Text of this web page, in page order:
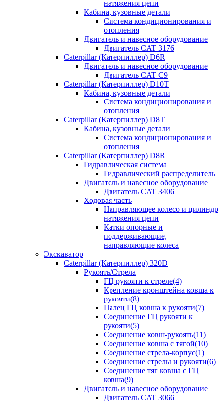
натяжения цепи
Кабина, кузовные детали
Система кондиционирования и
отопления
Двигатель и навесное оборудование
Двигатель CAT 3176
Caterpillar (Катерпиллер) D6R
Двигатель и навесное оборудование
Двигатель CAT C9
Caterpillar (Катерпиллер) D10T
Кабина, кузовные детали
Система кондиционирования и
отопления
Caterpillar (Катерпиллер) D8T
Кабина, кузовные детали
Система кондиционирования и
отопления
Caterpillar (Катерпиллер) D8R
Гидравлическая система
Гидравлический распределитель
Двигатель и навесное оборудование
Двигатель CAT 3406
Ходовая часть
Направляющее колесо и цилиндр
натяжения цепи
Катки опорные и
поддерживающие,
направляющие колеса
Экскаватор
Caterpillar (Катерпиллер) 320D
Рукоять/Стрела
ГЦ рукояти к стреле(4)
Крепление кронштейна ковша к
рукояти(8)
Палец ГЦ ковша к рукояти(7)
Соединение ГЦ рукояти к
рукояти(5)
Соединение ковш-рукоять(11)
Соединение ковша с тягой(10)
Соединение стрела-корпус(1)
Соединение стрелы и рукояти(6)
Соединение тяг ковша с ГЦ
ковша(9)
Двигатель и навесное оборудование
Двигатель CAT 3066